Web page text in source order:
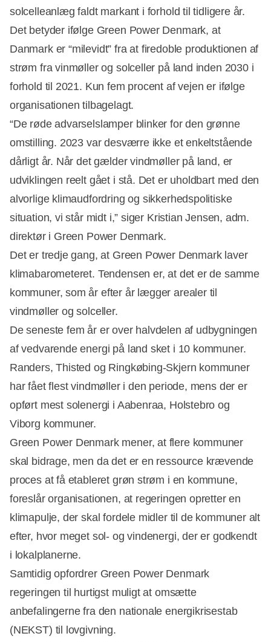
solcelleanlæg faldt markant i forhold til tidligere år.
Det betyder ifølge Green Power Denmark, at
Danmark er “milevidt” fra at firedoble produktionen af
strøm fra vinmøller og solceller på land inden 2030 i
forhold til 2021. Kun fem procent af vejen er ifølge
organisationen tilbagelagt.
“De røde advarselslamper blinker for den grønne
omstilling. 2023 var desværre ikke et enkeltstående
dårligt år. Når det gælder vindmøller på land, er
udviklingen reelt gået i stå. Det er uholdbart med den
alvorlige klimaudfordring og sikkerhedspolitiske
situation, vi står midt i,” siger Kristian Jensen, adm.
direktør i Green Power Denmark.
Det er tredje gang, at Green Power Denmark laver
klimabarometeret. Tendensen er, at det er de samme
kommuner, som år efter år lægger arealer til
vindmøller og solceller.
De seneste fem år er over halvdelen af udbygningen
af vedvarende energi på land sket i 10 kommuner.
Randers, Thisted og Ringkøbing-Skjern kommuner
har fået flest vindmøller i den periode, mens der er
opført mest solenergi i Aabenraa, Holstebro og
Viborg kommuner.
Green Power Denmark mener, at flere kommuner
skal bidrage, men da det er en ressource krævende
proces at få etableret grøn strøm i en kommune,
foreslår organisationen, at regeringen opretter en
klimapulje, der skal fordele midler til de kommuner alt
efter, hvor meget sol- og vindenergi, der er godkendt
i lokalplanerne.
Samtidig opfordrer Green Power Denmark
regeringen til hurtigst muligt at omsætte
anbefalingerne fra den nationale energikrisestab
(NEKST) til lovgivning.